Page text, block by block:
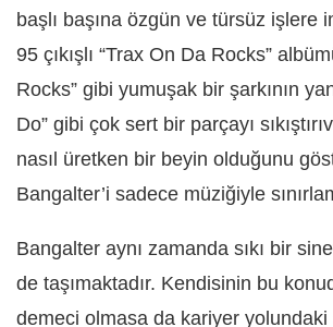
başlı başına özgün ve türsüz işlere
95 çıkışlı “Trax On Da Rocks”
Rocks” gibi yumuşak bir şarkının
Do” gibi çok sert bir parçayı
nasıl üretken bir beyin olduğunu
Bangalter’i sadece müziğiyle
Bangalter aynı zamanda sıkı bir
de taşımaktadır. Kendisinin bu
demeci olmasa da kariyer